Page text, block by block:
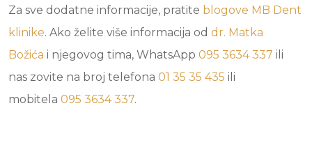
Za sve dodatne informacije, pratite blogove MB Dent
klinike. Ako želite više informacija od dr. Matka
Božića i njegovog tima, WhatsApp 095 3634 337 ili
nas zovite na broj telefona 01 35 35 435 ili
mobitela 095 3634 337.